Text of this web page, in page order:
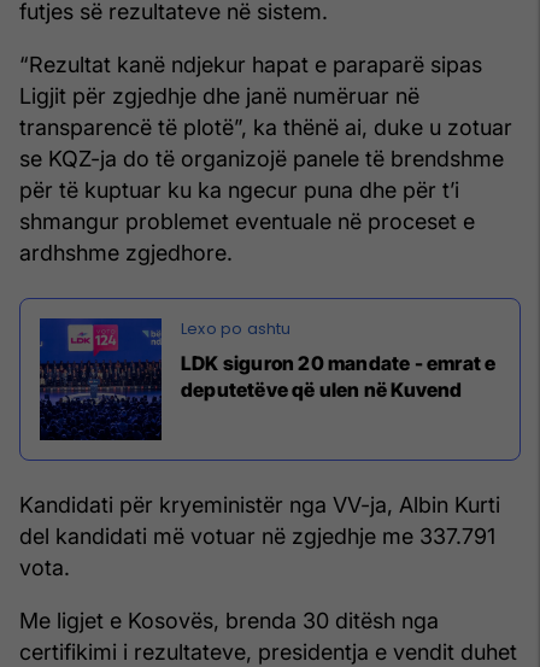
futjes së rezultateve në sistem.
“Rezultat kanë ndjekur hapat e paraparë sipas
Ligjit për zgjedhje dhe janë numëruar në
transparencë të plotë”, ka thënë ai, duke u zotuar
se KQZ-ja do të organizojë panele të brendshme
për të kuptuar ku ka ngecur puna dhe për t’i
shmangur problemet eventuale në proceset e
ardhshme zgjedhore.
LDK siguron 20 mandate - emrat e
deputetëve që ulen në Kuvend
Kandidati për kryeministër nga VV-ja, Albin Kurti
del kandidati më votuar në zgjedhje me 337.791
vota.
Me ligjet e Kosovës, brenda 30 ditësh nga
certifikimi i rezultateve, presidentja e vendit duhet